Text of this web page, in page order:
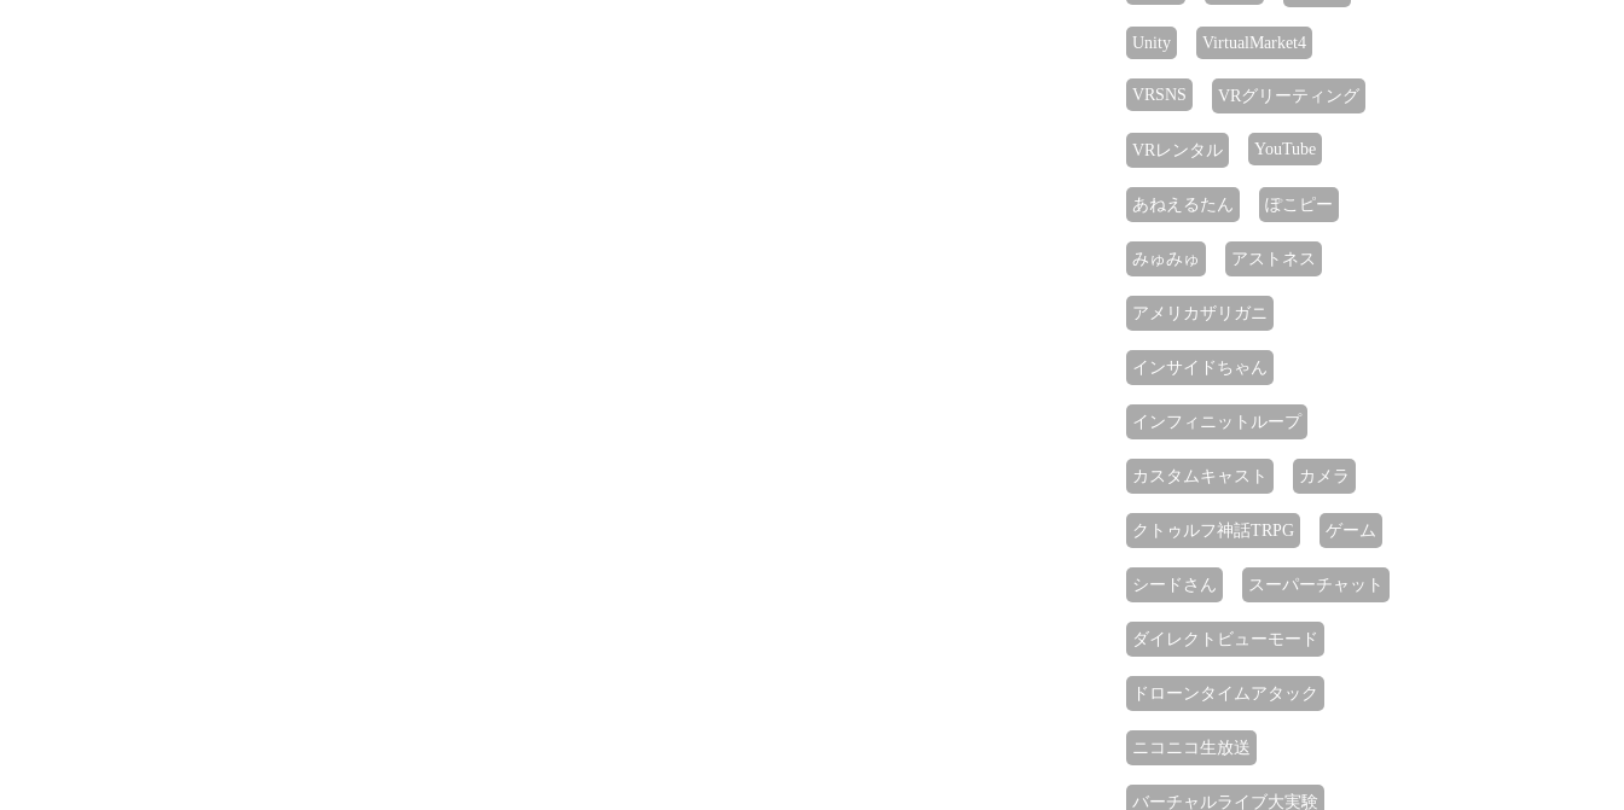
Unity VirtualMarket4
VRSNS VRグリーティング
VRレンタル YouTube
あねえるたん ぽこピー
みゅみゅ アストネス
アメリカザリガニ
インサイドちゃん
インフィニットループ
カスタムキャスト カメラ
クトゥルフ神話TRPG ゲーム
シードさん スーパーチャット
ダイレクトビューモード
ドローンタイムアタック
ニコニコ生放送
バーチャルライブ大実験